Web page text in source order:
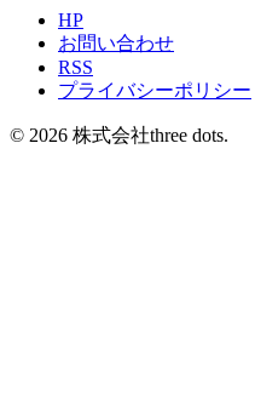
HP
お問い合わせ
RSS
プライバシーポリシー
© 2026 株式会社three dots.